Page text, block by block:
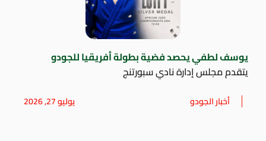
يوسف لطفي يحصد فضية بطولة أفريقيا للجودو
يتقدم مجلس إدارة نادي سبورتنج
أخبار الجودو يوليو 27, 2026